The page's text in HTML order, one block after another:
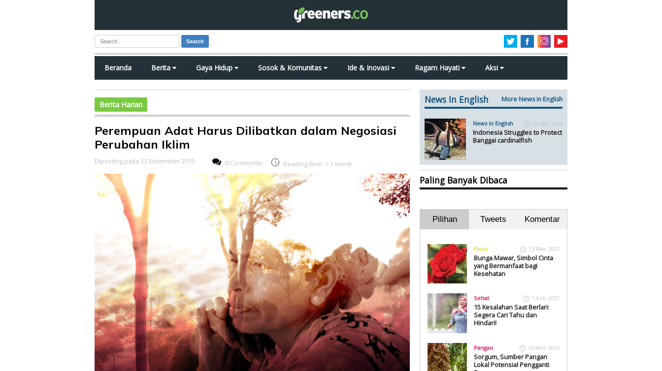
Search
Beranda Berita Gaya Hidup Sosok & Komunitas Ide & Inovasi Ragam Hayati Aksi
Berita Harian
Perempuan Adat Harus Dilibatkan dalam Negosiasi
Perubahan Iklim
Diposting pada 23 November 2015 0 Comments Reading time: < 1 menit
News In English More News in English
News in English 21 Apr 2024
Indonesia Struggles to Protect
Banggai cardinalfish
Paling Banyak Dibaca
Pilihan Tweets Komentar
Flora 13 Mar 2021
Bunga Mawar, Simbol Cinta
yang Bermanfaat bagi
Kesehatan
Sehat 1 Feb 2021
15 Kesalahan Saat Berlari:
Segera Cari Tahu dan
Hindari!
Pangan 10 Nov 2015
Sorgum, Sumber Pangan
Lokal Potensial Pengganti